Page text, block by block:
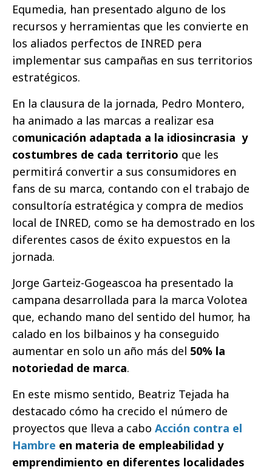
Equmedia, han presentado alguno de los
recursos y herramientas que les convierte en
los aliados perfectos de INRED pera
implementar sus campañas en sus territorios
estratégicos.
En la clausura de la jornada, Pedro Montero,
ha animado a las marcas a realizar esa
comunicación adaptada a la idiosincrasia y
costumbres de cada territorio que les
permitirá convertir a sus consumidores en
fans de su marca, contando con el trabajo de
consultoría estratégica y compra de medios
local de INRED, como se ha demostrado en los
diferentes casos de éxito expuestos en la
jornada.
Jorge Garteiz-Gogeascoa ha presentado la
campana desarrollada para la marca Volotea
que, echando mano del sentido del humor, ha
calado en los bilbainos y ha conseguido
aumentar en solo un año más del 50% la
notoriedad de marca.
En este mismo sentido, Beatriz Tejada ha
destacado cómo ha crecido el número de
proyectos que lleva a cabo Acción contra el
Hambre en materia de empleabilidad y
emprendimiento en diferentes localidades